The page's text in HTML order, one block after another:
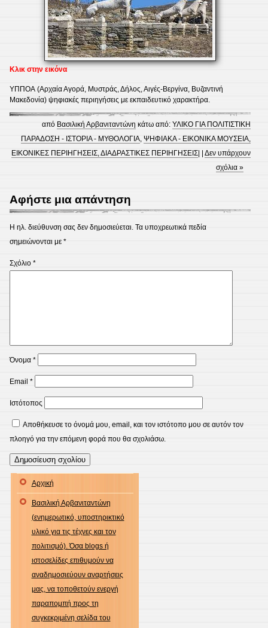
Κλικ στην εικόνα
ΥΠΠΟΑ (Αρχαία Αγορά, Μυστράς, Δήλος, Αιγές-Βεργίνα, Βυζαντινή
Μακεδονία) ψηφιακές περιηγήσεις με εκπαιδευτικό χαρακτήρα.
από Βασιλική Αρβανιταντώνη κάτω από:ΥΛΙΚΟ ΓΙΑ ΠΟΛΙΤΙΣΤΙΚΗ
ΠΑΡΑΔΟΣΗ - ΙΣΤΟΡΙΑ - ΜΥΘΟΛΟΓΙΑ,ΨΗΦΙΑΚΑ - ΕΙΚΟΝΙΚΑ ΜΟΥΣΕΙΑ,
ΕΙΚΟΝΙΚΕΣ ΠΕΡΙΗΓΗΣΕΙΣ, ΔΙΑΔΡΑΣΤΙΚΕΣ ΠΕΡΙΗΓΗΣΕΙΣ | |Δεν υπάρχουν
σχόλια »
Αφήστε μια απάντηση
Η ηλ. διεύθυνση σας δεν δημοσιεύεται. Τα υποχρεωτικά πεδία
σημειώνονται με *
Σχόλιο *
Όνομα *
Email *
Ιστότοπος
Αποθήκευσε το όνομά μου, email, και τον ιστότοπο μου σε αυτόν τον
πλοηγό για την επόμενη φορά που θα σχολιάσω.
Αρχική
Βασιλική Αρβανιταντώνη
(ενημερωτικό, υποστηρικτικό
υλικό για τις τέχνες και τον
πολιτισμό). Όσα blogs ή
ιστοσελίδες επιθυμούν να
αναδημοσιεύουν αναρτήσεις
μας, να τοποθετούν ενεργή
παραπομπή προς τη
συγκεκριμένη σελίδα του